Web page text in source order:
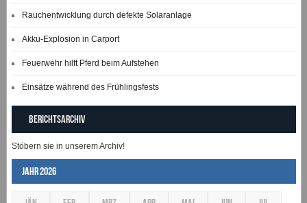
Rauchentwicklung durch defekte Solaranlage
Akku-Explosion in Carport
Feuerwehr hilft Pferd beim Aufstehen
Einsätze während des Frühlingsfests
Berichtsarchiv
Stöbern sie in unserem Archiv!
Jahr 2026